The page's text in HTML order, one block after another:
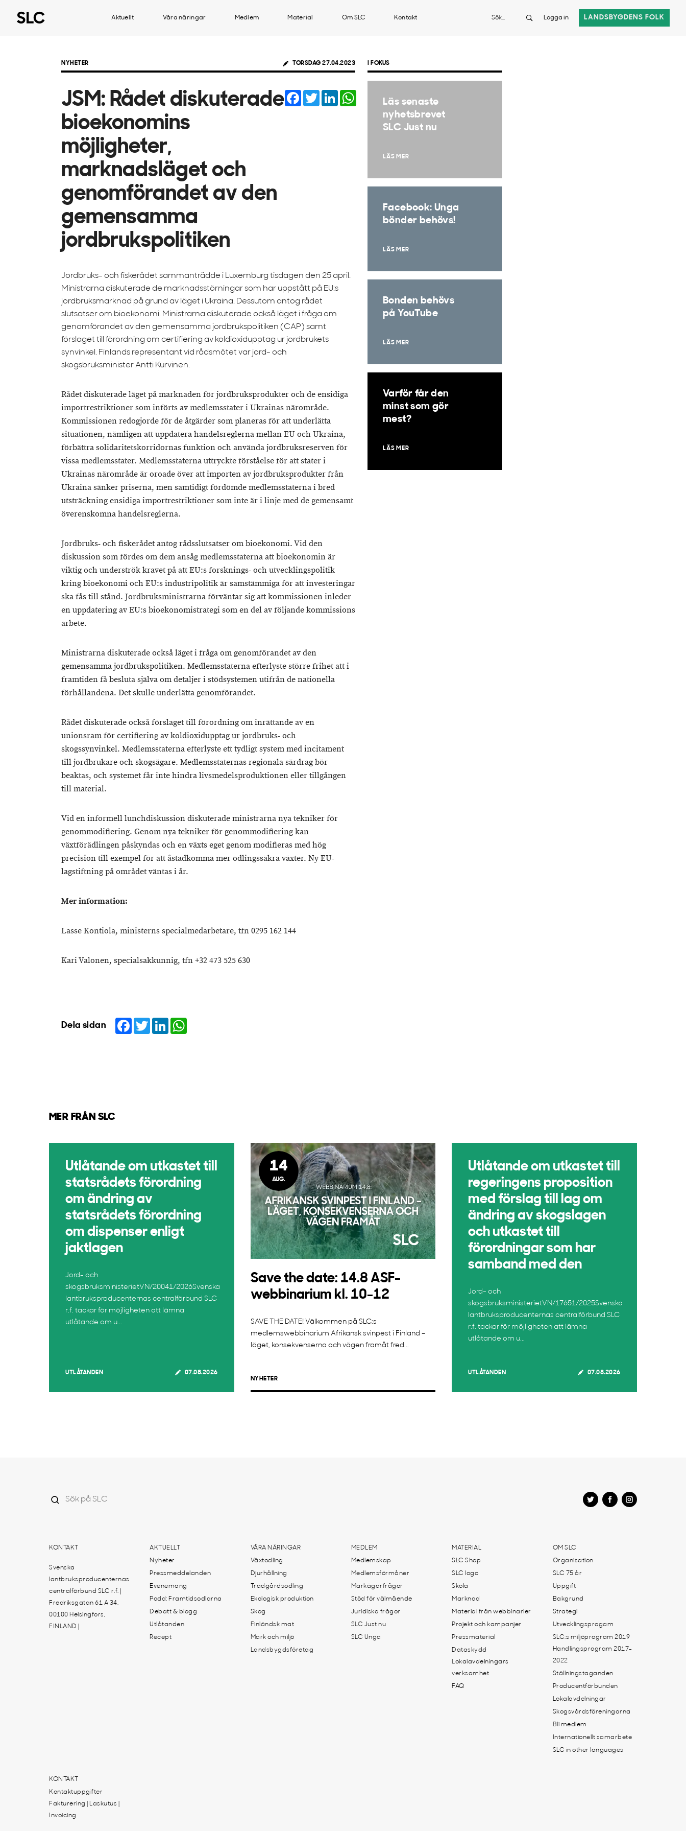
Aktuellt Våra näringar Medlem Material Om SLC Kontakt Sök Logga in LANDSBYGDENS FOLK
NYHETER TORSDAG 27.04.2023
JSM: Rådet diskuterade
bioekonomins
möjligheter,
marknadsläget och
genomförandet av den
gemensamma
jordbrukspolitiken
Facebook
TwitterLinkedIn
Jordbruks- och fiskerådet sammanträdde i Luxemburg tisdagen den 25 april.
Ministrarna diskuterade de marknadsstörningar som har uppstått på EU:s
jordbruksmarknad på grund av läget i Ukraina. Dessutom antog rådet
slutsatser om bioekonomi. Ministrarna diskuterade också läget i fråga om
genomförandet av den gemensamma jordbrukspolitiken (CAP) samt
förslaget till förordning om certifiering av koldioxidupptag ur jordbrukets
synvinkel. Finlands representant vid rådsmötet var jord- och
skogsbruksminister Antti Kurvinen.
Rådet diskuterade läget på marknaden för jordbruksprodukter och de ensidiga
importrestriktioner som införts av medlemsstater i Ukrainas närområde.
Kommissionen redogjorde för de åtgärder som planeras för att underlätta
situationen, nämligen att uppdatera handelsreglerna mellan EU och Ukraina,
förbättra solidaritetskorridornas funktion och använda jordbruksreserven för
vissa medlemsstater. Medlemsstaterna uttryckte förståelse för att stater i
Ukrainas närområde är oroade över att importen av jordbruksprodukter från
Ukraina sänker priserna, men samtidigt fördömde medlemsstaterna i bred
utsträckning ensidiga importrestriktioner som inte är i linje med de gemensamt
överenskomna handelsreglerna.
Jordbruks- och fiskerådet antog rådsslutsatser om bioekonomi. Vid den
diskussion som fördes om dem ansåg medlemsstaterna att bioekonomin är
viktig och underströk kravet på att EU:s forsknings- och utvecklingspolitik
kring bioekonomi och EU:s industripolitik är samstämmiga för att investeringar
ska fås till stånd. Jordbruksministrarna förväntar sig att kommissionen inleder
en uppdatering av EU:s bioekonomistrategi som en del av följande kommissions
arbete.
Ministrarna diskuterade också läget i fråga om genomförandet av den
gemensamma jordbrukspolitiken. Medlemsstaterna efterlyste större frihet att i
framtiden få besluta själva om detaljer i stödsystemen utifrån de nationella
förhållandena. Det skulle underlätta genomförandet.
Rådet diskuterade också förslaget till förordning om inrättande av en
unionsram för certifiering av koldioxidupptag ur jordbruks- och
skogssynvinkel. Medlemsstaterna efterlyste ett tydligt system med incitament
till jordbrukare och skogsägare. Medlemsstaternas regionala särdrag bör
beaktas, och systemet får inte hindra livsmedelsproduktionen eller tillgången
till material.
Vid en informell lunchdiskussion diskuterade ministrarna nya tekniker för
genommodifiering. Genom nya tekniker för genommodifiering kan
växtförädlingen påskyndas och en växts eget genom modifieras med hög
precision till exempel för att åstadkomma mer odlingssäkra växter. Ny EU-
lagstiftning på området väntas i år.
Mer information:
Lasse Kontiola, ministerns specialmedarbetare, tfn 0295 162 144
Kari Valonen, specialsakkunnig, tfn +32 473 525 630
Dela sidan Facebook
TwitterLinkedIn
I FOKUS
Läs senaste
nyhetsbrevet
SLC Just nu
LÄS MER
Facebook: Unga
bönder behövs!
LÄS MER
Bonden behövs
på YouTube
LÄS MER
Varför får den
minst som gör
mest?
LÄS MER
MER FRÅN SLC
Utlåtande om utkastet till
statsrådets förordning
om ändring av
statsrådets förordning
om dispenser enligt
jaktlagen
Jord- och
skogsbruksministerietVN/20041/2026Svenska
lantbruksproducenternas centralförbund SLC
r.f. tackar för möjligheten att lämna
utlåtande om u...
UTLÅTANDEN 07.08.2026
14
AUG.
Save the date: 14.8 ASF-
webbinarium kl. 10-12
SAVE THE DATE! Välkommen på SLC:s
medlemswebbinarium Afrikansk svinpest i Finland –
läget, konsekvenserna och vägen framåt fred...
NYHETER
Utlåtande om utkastet till
regeringens proposition
med förslag till lag om
ändring av skogslagen
och utkastet till
förordningar som har
samband med den
Jord- och
skogsbruksministerietVN/17651/2025Svenska
lantbruksproducenternas centralförbund SLC
r.f. tackar för möjligheten att lämna
utlåtande om u...
UTLÅTANDEN 07.08.2026
KONTAKT
Svenska
lantbruksproducenternas
centralförbund SLC r.f. |
Fredriksgatan 61 A 34,
00100 Helsingfors,
FINLAND |
AKTUELLT
Nyheter
Pressmeddelanden
Evenemang
Podd: Framtidsodlarna
Debatt & blogg
Utlåtanden
Recept
VÅRA NÄRINGAR
Växtodling
Djurhållning
Trädgårdsodling
Ekologisk produktion
Skog
Finländsk mat
Mark och miljö
Landsbygdsföretag
MEDLEM
Medlemskap
Medlemsförmåner
Markägarfrågor
Stöd för välmående
Juridiska frågor
SLC Just nu
SLC Unga
MATERIAL
SLC Shop
SLC logo
Skola
Marknad
Material från webbinarier
Projekt och kampanjer
Pressmaterial
Dataskydd
Lokalavdelningars
verksamhet
FAQ
OM SLC
Organisation
SLC 75 år
Uppgift
Bakgrund
Strategi
Utvecklingsprogam
SLC:s miljöprogram 2019
Handlingsprogram 2017-
2022
Ställningstaganden
Producentförbunden
Lokalavdelningar
Skogsvårdsföreningarna
Bli medlem
Internationellt samarbete
SLC in other languages
KONTAKT
Kontaktuppgifter
Fakturering | Laskutus |
Invoicing